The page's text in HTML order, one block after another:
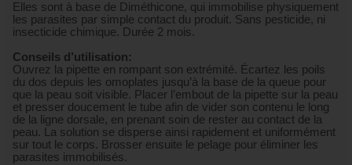
Elles sont à base de Diméthicone, qui immobilise physiquement
les parasites par simple contact du produit. Sans pesticide, ni
insecticide chimique. Durée 2 mois.
Conseils d’utilisation:
Ouvrez la pipette en rompant son extrémité. Écartez les poils
du dos depuis les omoplates jusqu’à la base de la queue pour
que la peau soit visible. Placer l’embout de la pipette sur la peau
et presser doucement le tube afin de vider son contenu le long
de la ligne dorsale, en prenant soin de rester au contact de la
peau. La solution se disperse ainsi rapidement et uniformément
sur tout le corps. Brosser ensuite le pelage pour éliminer les
parasites immobilisés.